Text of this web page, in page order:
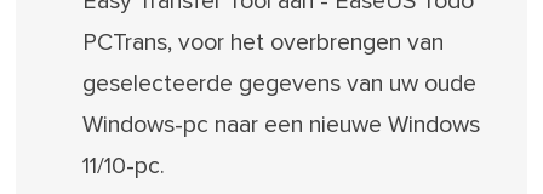
PCTrans, voor het overbrengen van
geselecteerde gegevens van uw oude
Windows-pc naar een nieuwe Windows
11/10-pc.